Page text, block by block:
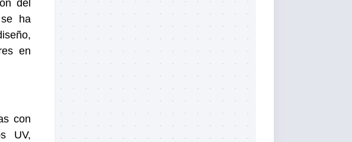
del
ha
en
con
UV,